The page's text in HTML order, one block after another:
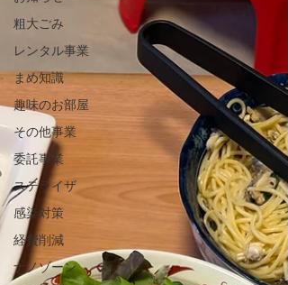
粗大ごみ
レンタル事業
まめ知識
趣味のお部屋
その他事業
委託事業
ステライザ
感染対策
経費削減
ナノゾーン